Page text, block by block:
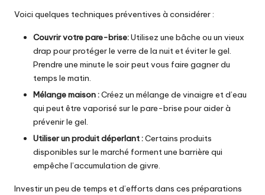
Voici quelques techniques préventives à considérer :
Couvrir votre pare-brise:Utilisez une bâche ou un vieux
drap pour protéger le verre de la nuit et éviter le gel.
Prendre une minute le soir peut vous faire gagner du
temps le matin.
Mélange maison :Créez un mélange de vinaigre et d’eau
qui peut être vaporisé sur le pare-brise pour aider à
prévenir le gel.
Utiliser un produit déperlant :Certains produits
disponibles sur le marché forment une barrière qui
empêche l’accumulation de givre.
Investir un peu de temps et d’efforts dans ces préparations